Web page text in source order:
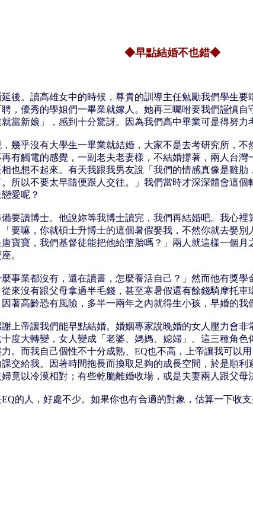
◆早點結婚不也錯◆
後。讀高雄女中的時候，尊貴的訓導主任勉勵我們學生
，優秀的學姐們一畢業就嫁人。她再三囑咐要我們謹慎
當新娘」，感到十分驚訝。因為我們高中畢業可是得努力
幾乎沒有大學生一畢業就結婚，大家不是去考研究所，
有觸電的感覺，一副老夫老妻樣，不結婚撐著，兩人台
也想不起來。有天我跟我男友說「我們的情感真像是雞
所以不要太早隨便跟人交往。」我們當時才深深體會這
愛呢？
要讀博士。他說妳等我博士讀完，我們再結婚吧。我心
要嘛，你就碩士升博士的這個暑假娶我，不然你就去娶
寶寶，我們基督徒能把他給墮胎嗎？」兩人就這樣一個
。
事業都沒有，還在讀書，怎麼養活自己？」然而他有獎
來沒有跟父母拿過半毛錢，甚至寒暑假還有餘錢騎摩托
著高齡恐有風險，多半一兩年之內就得生小孩，早婚的我
上帝讓我們能早點結婚。婚姻專家說晚婚的女人壓力會
度大轉變，女人變成「老婆、媽媽、媳婦」。這三種角
。而我自己個性不十分成熟、EQ也不高，上帝讓我可以
交給我。因著時間拖長而換取足夠的成長空間，於是順
竟以冷漠相對；有些乾脆離婚收場，或是夫妻兩人跟父母
的人，好處不少。如果你也有合適的對象，估算一下收